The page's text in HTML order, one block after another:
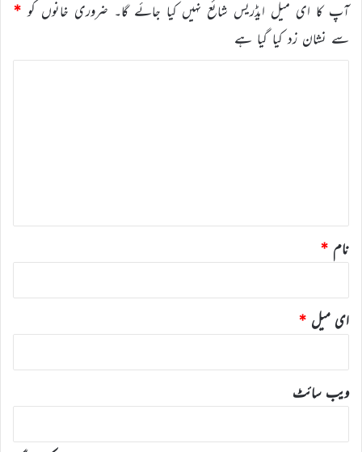
آپ کا ای میل ایڈریس شائع نہیں کیا جائے گا۔ ضروری خانوں کو *
سے نشان زد کیا گیا ہے
نام *
ای میل *
ویب‌ سائٹ